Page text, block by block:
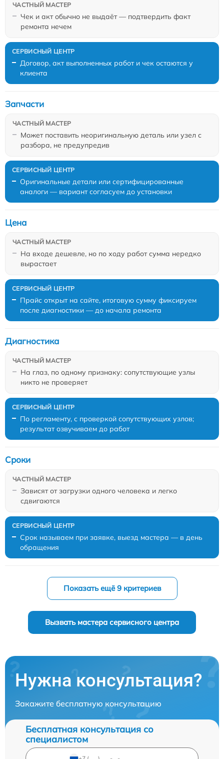
Чек и акт обычно не выдаёт — подтвердить факт
ремонта нечем
Договор, акт выполненных работ и чек остаются у
клиента
Может поставить неоригинальную деталь или узел с
разбора, не предупредив
Запчасти
Оригинальные детали или сертифицированные
аналоги — вариант согласуем до установки
На входе дешевле, но по ходу работ сумма нередко
вырастает
Цена
Прайс открыт на сайте, итоговую сумму фиксируем
после диагностики — до начала ремонта
На глаз, по одному признаку: сопутствующие узлы
никто не проверяет
Диагностика
По регламенту, с проверкой сопутствующих узлов;
результат озвучиваем до работ
Зависят от загрузки одного человека и легко
сдвигаются
Сроки
Срок называем при заявке, выезд мастера — в день
обращения
Показать ещё 9 критериев
Вызвать мастера сервисного центра
Нужна консультация?
Закажите бесплатную консультацию
Бесплатная консультация со
специалистом